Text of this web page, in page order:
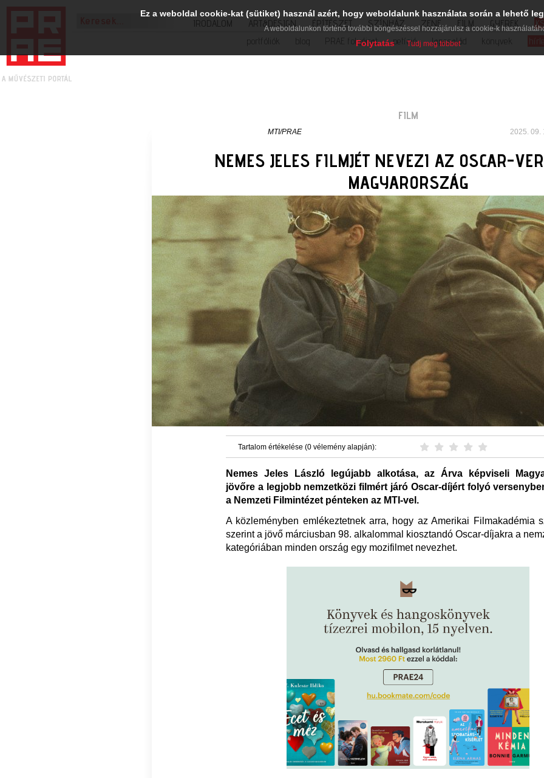
IRODALOM ART&DESIGN ÉPÍTÉSZET SZÍNHÁZ ZENE FILM GYEREK
portfóliók
PRAE folyóirat petíció lapcsalád könyvek
FILM
MTI/PRAE 2025. 09.
NEMES JELES FILMJÉT NEVEZI AZ OSCAR-
MAGYARORSZÁG
Tartalom értékelése (0 vélemény alapján):
Nemes Jeles László legújabb alkotása, az Árva képviseli
jövőre a legjobb nemzetközi filmért járó Oscar-díjért folyó
a Nemzeti Filmintézet pénteken az MTI-vel.
A közleményben emlékeztetnek arra, hogy az Amerikai Filmakadémia
szerint a jövő márciusban 98. alkalommal kiosztandó Oscar-díjakra a
kategóriában minden ország egy mozifilmet nevezhet.
Ez a weboldal cookie-kat (sütiket) használ azért, hogy weboldalunk használata során a lehető
A weboldalunkon történő további böngészéssel hozzájárulsz a cookie-k
Folytatás Tudj meg többet